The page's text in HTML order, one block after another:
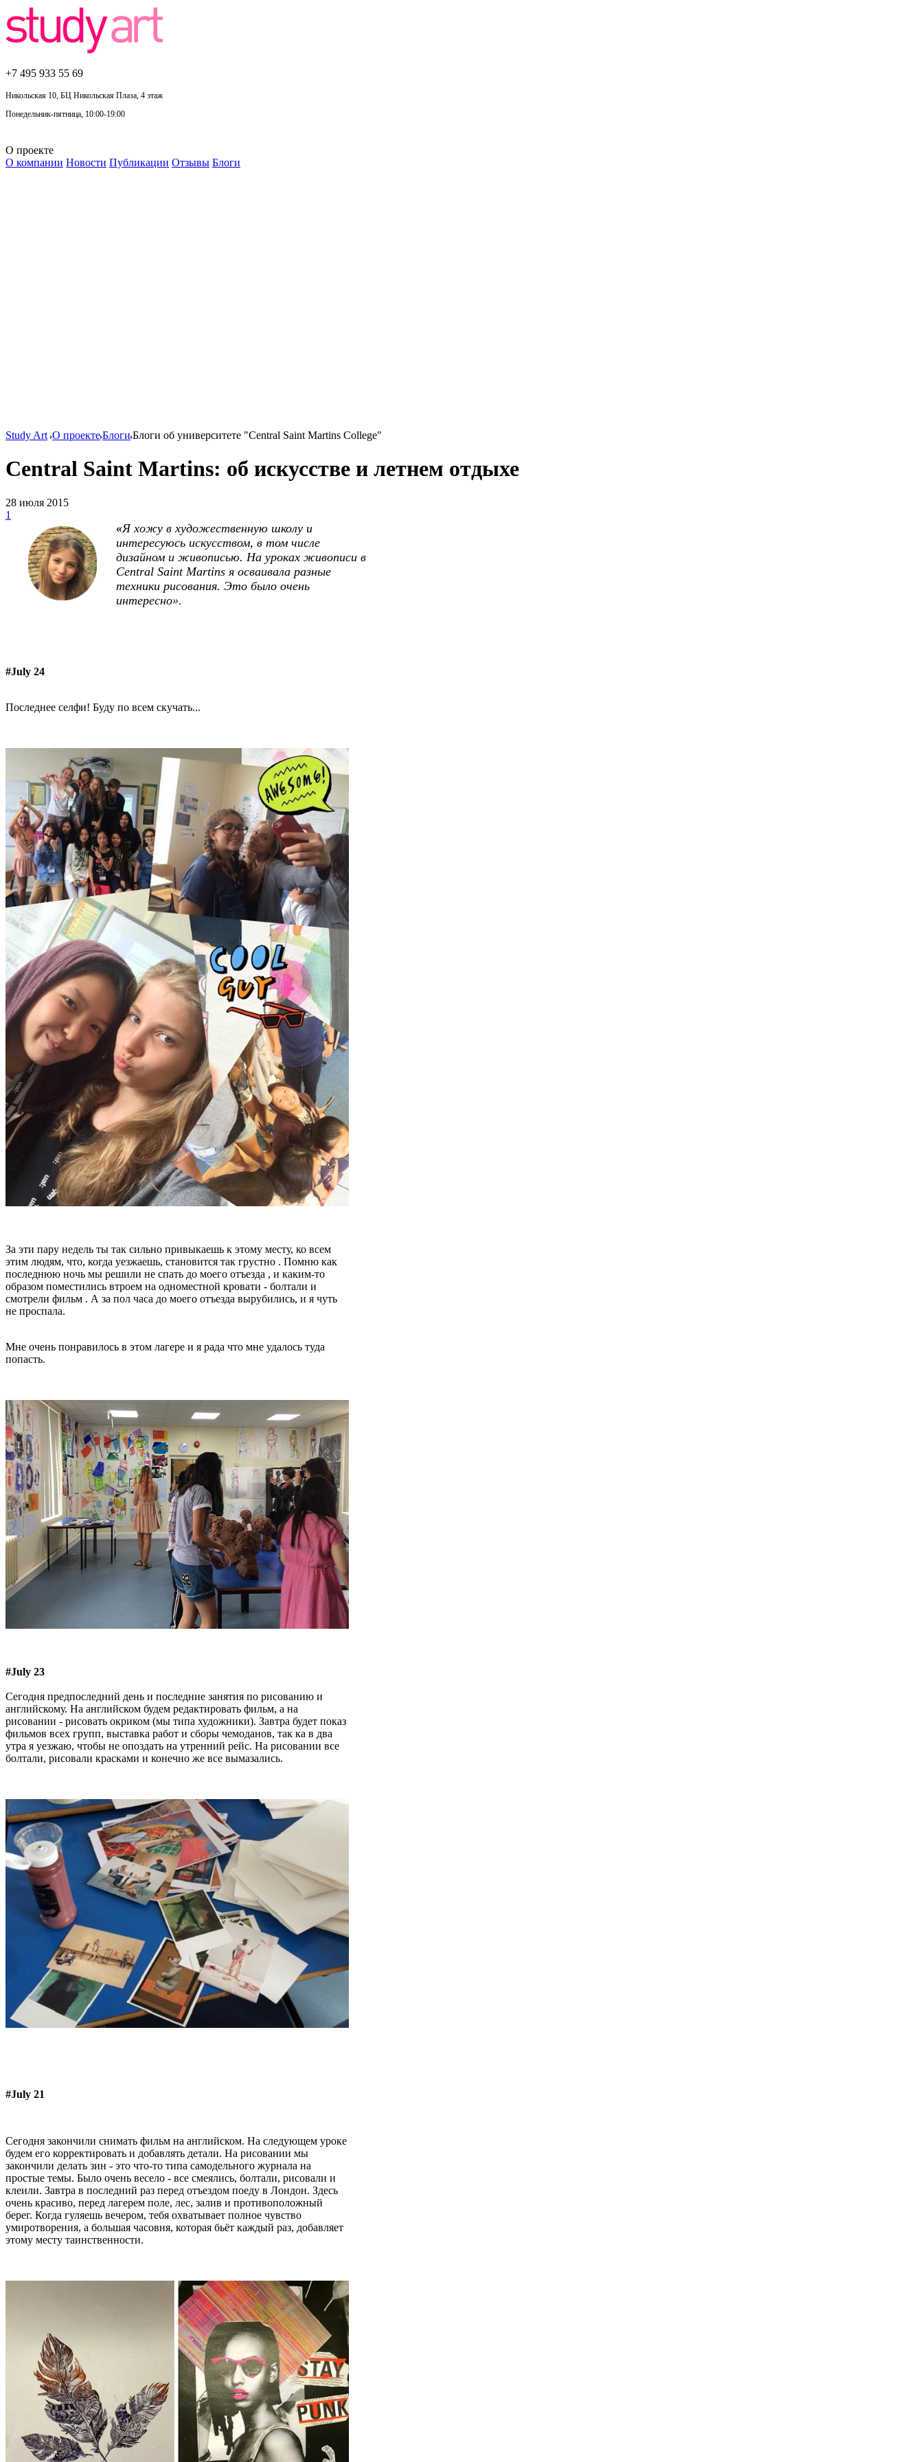
+7 495 933 55 69
Никольская 10, БЦ Никольская Плаза, 4 этаж
Понедельник-пятница, 10:00-19:00
О проекте
О компании Новости Публикации Отзывы Блоги
Study Art О проектеБлоги Блоги об университете "Central Saint Martins College"
Central Saint Martins: об искусстве и летнем отдыхе
28 июля 2015
1
«Я хожу в художественную школу и
интересуюсь искусством, в том числе
дизайном и живописью. На уроках живописи в
Central Saint Martins я осваивала разные
техники рисования. Это было очень
интересно».
#July 24
Последнее селфи! Буду по всем скучать...
За эти пару недель ты так сильно привыкаешь к этому месту, ко всем
этим людям, что, когда уезжаешь, становится так грустно . Помню как
последнюю ночь мы решили не спать до моего отъезда , и каким-то
образом поместились втроем на одноместной кровати - болтали и
смотрели фильм . А за пол часа до моего отъезда вырубились, и я чуть
не проспала.
Мне очень понравилось в этом лагере и я рада что мне удалось туда
попасть.
#July 23
Сегодня предпоследний день и последние занятия по рисованию и
английскому. На английском будем редактировать фильм, а на
рисовании - рисовать окриком (мы типа художники). Завтра будет показ
фильмов всех групп, выставка работ и сборы чемоданов, так ка в два
утра я уезжаю, чтобы не опоздать на утренний рейс. На рисовании все
болтали, рисовали красками и конечно же все вымазались.
#July 21
Сегодня закончили снимать фильм на английском. На следующем уроке
будем его корректировать и добавлять детали. На рисовании мы
закончили делать зин - это что-то типа самодельного журнала на
простые темы. Было очень весело - все смеялись, болтали, рисовали и
клеили. Завтра в последний раз перед отъездом поеду в Лондон. Здесь
очень красиво, перед лагерем поле, лес, залив и противоположный
берег. Когда гуляешь вечером, тебя охватывает полное чувство
умиротворения, а большая часовня, которая бьёт каждый раз, добавляет
этому месту таинственности.